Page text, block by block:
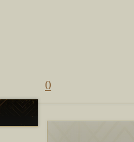
0